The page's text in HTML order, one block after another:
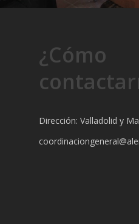
¿Cómo
Dirección: Valladolid y